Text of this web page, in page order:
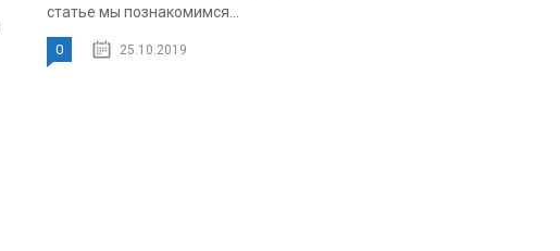
статье мы познакомимся...
0 25.10.2019